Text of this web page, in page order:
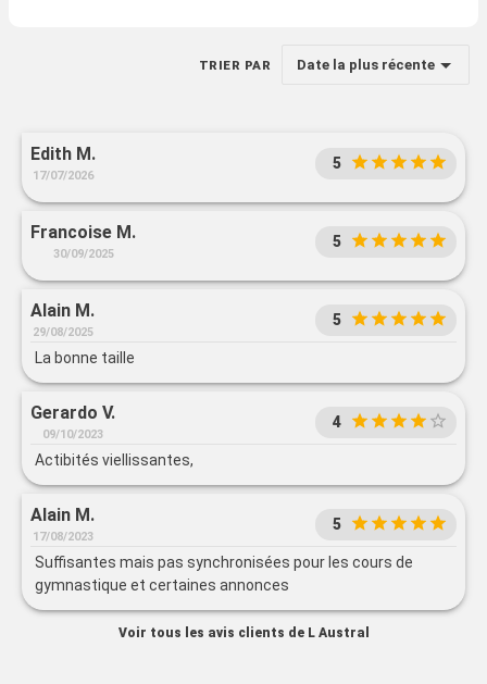
TRIER PAR Date la plus récente
Edith M.
17/07/2026
5
Francoise M.
30/09/2025
5
Alain M.
29/08/2025
5
La bonne taille
Gerardo V.
09/10/2023
4
Actibités viellissantes,
Alain M.
17/08/2023
5
Suffisantes mais pas synchronisées pour les cours de
gymnastique et certaines annonces
Voir tous les avis clients de L Austral